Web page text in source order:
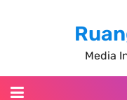
Media